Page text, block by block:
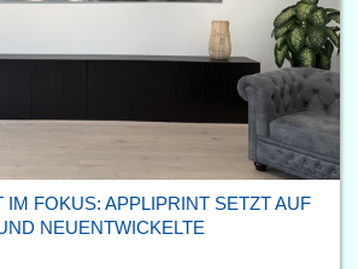
IM FOKUS: APPLIPRINT SETZT AUF
NEUENTWICKELTE